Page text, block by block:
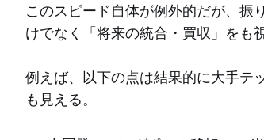
このスピード自体が例外的だが、振
けでなく「将来の統合・買収」をも
例えば、以下の点は結果的に大手テ
も見える。